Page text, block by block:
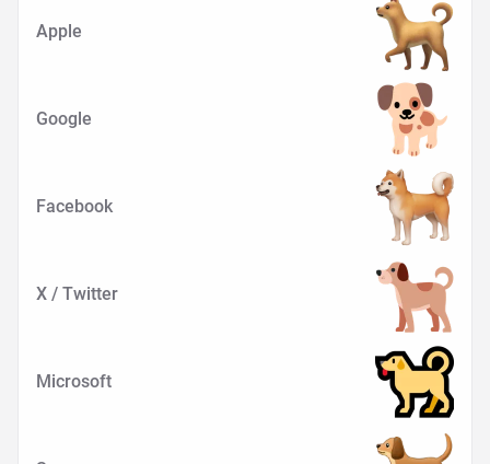
Apple
Google
Facebook
X / Twitter
Microsoft